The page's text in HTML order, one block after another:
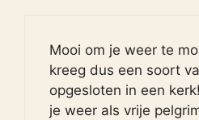
Mooi om je weer te
kreeg dus een soort
opgesloten in een
je weer als vrije